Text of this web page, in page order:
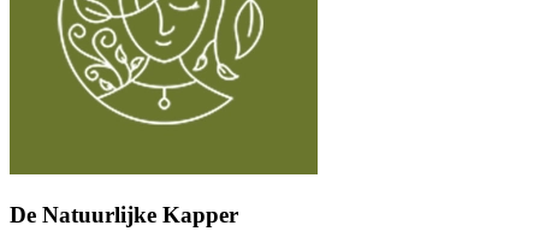
De Natuurlijke Kapper